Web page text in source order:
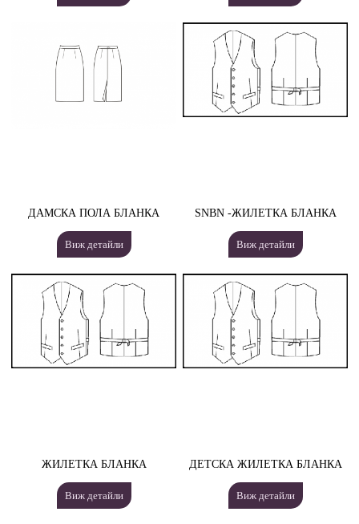
ДАМСКА ПОЛА БЛАНКА
Виж детайли
SNBN -ЖИЛЕТКА БЛАНКА
Виж детайли
ЖИЛЕТКА БЛАНКА
Виж детайли
ДЕТСКА ЖИЛЕТКА БЛАНКА
Виж детайли